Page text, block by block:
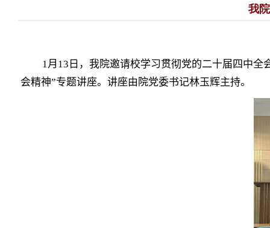
我
1月 13 日 ，我院邀请校学习贯彻党的二十届四中全
会精神”专题讲座。 讲座由院党委书记林玉辉主持。